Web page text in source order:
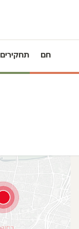
חם תחקירים